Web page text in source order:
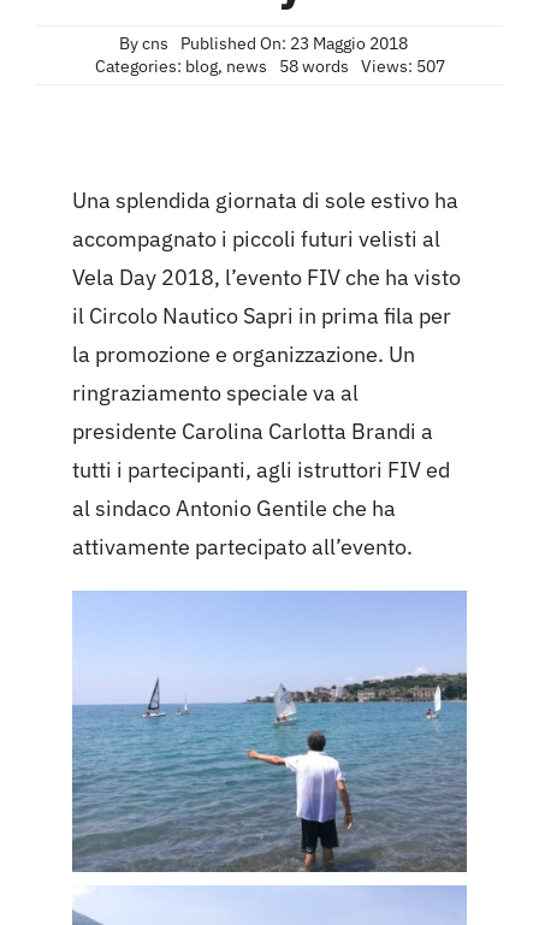
Bycns
Published On: 23 Maggio 2018
Categories: blog, news 58 words Views: 507
Una splendida giornata di sole estivo ha
accompagnato i piccoli futuri velisti al
Vela Day 2018, l’evento FIV che ha visto
il Circolo Nautico Sapri in prima fila per
la promozione e organizzazione. Un
ringraziamento speciale va al
presidente Carolina Carlotta Brandi a
tutti i partecipanti, agli istruttori FIV ed
al sindaco Antonio Gentile che ha
attivamente partecipato all’evento.